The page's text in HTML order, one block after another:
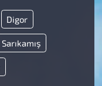
Digor
Sarıkamış